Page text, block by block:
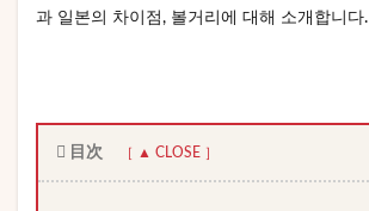
과 일본의 차이점, 볼거리에 대해 소개합니다.
目次